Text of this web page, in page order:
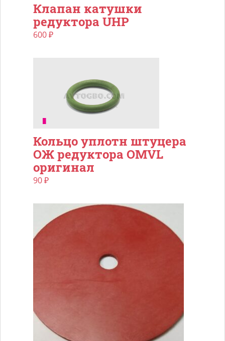
Клапан катушки
редуктора UHP
600₽
Кольцо уплотн штуцера
ОЖ редуктора OMVL
оригинал
90₽